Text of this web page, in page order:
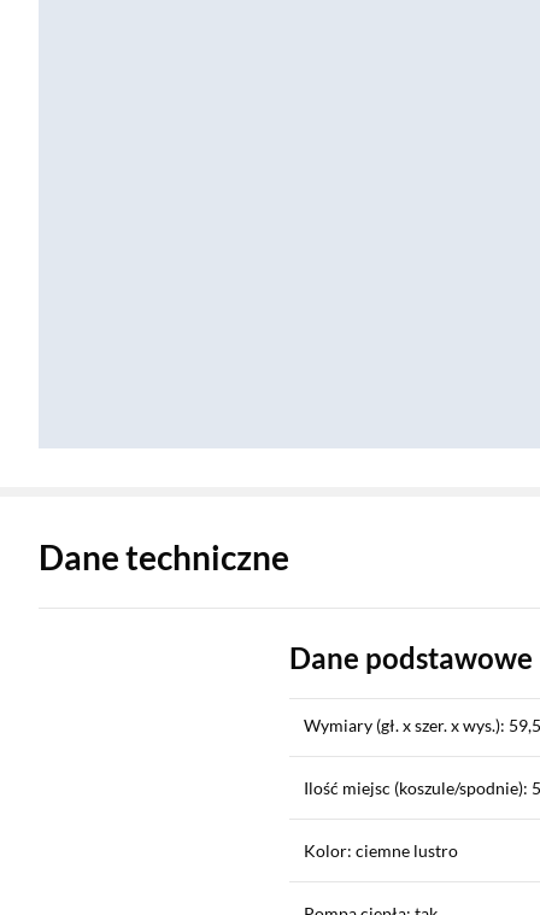
Dane techniczne
Dane podstawowe
Wymiary (gł. x szer. x wys.):
Ilość miejsc (koszule/spodnie):
Kolor: ciemne lustro